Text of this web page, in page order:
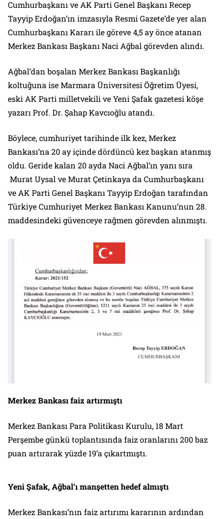
Cumhurbaşkanı ve AK Parti Genel Başkanı Recep
Tayyip Erdoğan’ın imzasıyla Resmi Gazete’de yer alan
Cumhurbaşkanı Kararı ile göreve 4,5 ay önce atanan
Merkez Bankası Başkanı Naci Ağbal görevden alındı.
Ağbal’dan boşalan Merkez Bankası Başkanlığı
koltuğuna ise Marmara Üniversitesi Öğretim Üyesi,
eski AK Parti milletvekili ve Yeni Şafak gazetesi köşe
yazarı Prof. Dr. Şahap Kavcıoğlu atandı.
Böylece, cumhuriyet tarihinde ilk kez, Merkez
Bankası’na 20 ay içinde dördüncü kez başkan atanmış
oldu. Geride kalan 20 ayda Naci Ağbal’ın yanı sıra
Murat Uysal ve Murat Çetinkaya da Cumhurbaşkanı
ve AK Parti Genel Başkanı Tayyip Erdoğan tarafından
Türkiye Cumhuriyet Merkez Bankası Kanunu’nun 28.
maddesindeki güvenceye rağmen görevden alınmıştı.
Merkez Bankası faiz artırmıştı
Merkez Bankası Para Politikası Kurulu, 18 Mart
Perşembe günkü toplantısında faiz oranlarını 200 baz
puan artırarak yüzde 19’a çıkartmıştı.
Yeni Şafak, Ağbal’ı manşetten hedef almıştı
Merkez Bankası’nın faiz artırımı kararının ardından